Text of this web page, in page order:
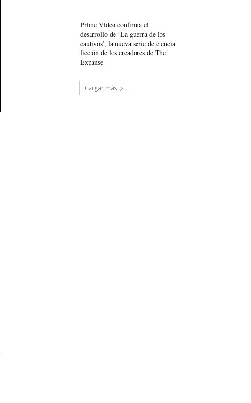
Prime Video confirma el
desarrollo de ‘La guerra de los
cautivos’, la nueva serie de ciencia
ficción de los creadores de The
Expanse
Cargar más